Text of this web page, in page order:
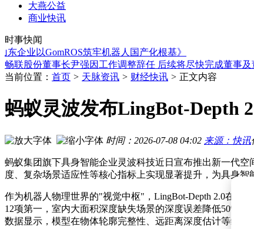
大燕公益
商业快讯
时事快闻
以GomROS筑牢机器人国产化根基》
从“经验依赖”到“智能协同”：智能叉车机器人如何解锁工厂
从文本到视频：中国AI以开源之力，为全球发展注入新动能
畅联股份董事长尹强因工作调整辞任 后续将尽快完成董事及
张一鸣内部发声：字节坚持AI长期主义，拒绝依赖蒸馏技术
孙正义贝佐斯黄仁勋齐聚首：机器人“大脑”成资本新宠，价
主动科技斩获3.3亿天使轮融资，加速侵入式脑机接口临床转
金佰利财报首谈“纸尿裤甲酰胺风波”：社媒危机致业绩承压
从“经验依赖”到“智能协同”：智能叉车机器人如何解锁工厂
当前位置： 首页 > 天脉资讯 > 财经快讯 > 正文内容
蚂蚁灵波发布LingBot-Depth
时间：2026-07-08 04:02 来源：快讯
蚂蚁集团旗下具身智能企业灵波科技近日宣布推出新一代
度、复杂场景适应性等核心指标上实现显著提升，为具身智
作为机器人物理世界的"视觉中枢"，LingBot-Depth 2.0在
12项第一，室内大面积深度缺失场景的深度误差降低50%
数据显示，模型在物体轮廓完整性、远距离深度估计等维度